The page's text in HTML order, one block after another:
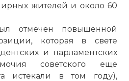
жителей и около 60
отмечен повышенной
которая в свете
и парламентских
советского еще
истекали в том году),